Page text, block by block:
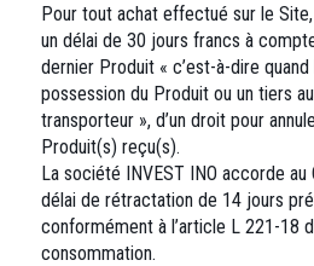
Pour tout achat effectué sur le
un délai de 30 jours francs à
dernier Produit « c’est-à-dire
possession du Produit ou un tiers
transporteur », d’un droit pour
Produit(s) reçu(s).
La société INVEST INO accorde au
délai de rétractation de 14 jours
conformément à l’article L 221-18
consommation.